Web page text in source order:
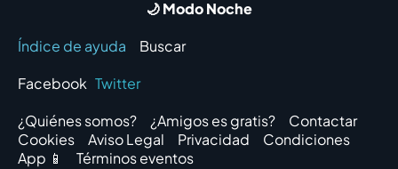
🌙 Modo Noche
Índice de ayuda
Buscar
Facebook Twitter
¿Quiénes somos?
¿Amigos es gratis?
Contactar
Cookies
Aviso Legal Privacidad
Condiciones
App 📱
Términos eventos